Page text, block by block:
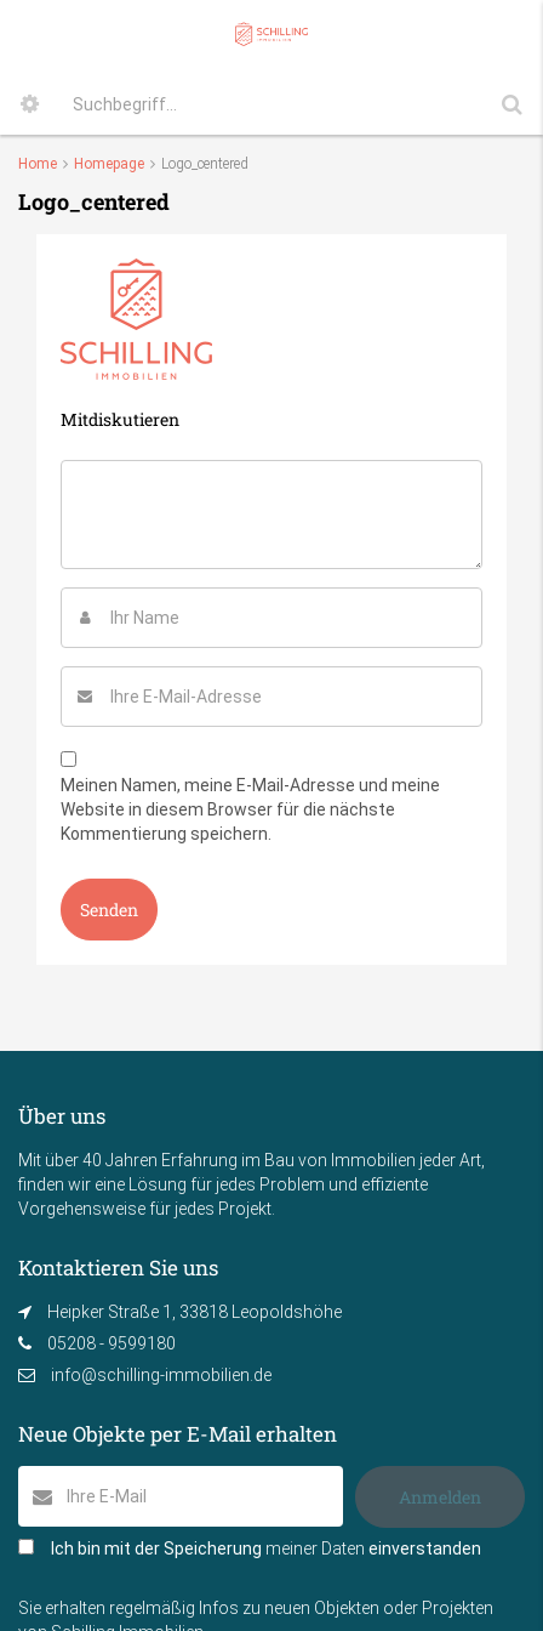
Home Homepage Logo_centered
Logo_centered
Mitdiskutieren
Meinen Namen, meine E-Mail-Adresse und meine
Website in diesem Browser für die nächste
Kommentierung speichern.
Über uns
Mit über 40 Jahren Erfahrung im Bau von Immobilien jeder Art,
finden wir eine Lösung für jedes Problem und effiziente
Vorgehensweise für jedes Projekt.
Kontaktieren Sie uns
Heipker Straße 1, 33818 Leopoldshöhe
05208 - 9599180
info@schilling-immobilien.de
Neue Objekte per E-Mail erhalten
Ich bin mit der Speicherung meiner Daten einverstanden
Anmelden
Sie erhalten regelmäßig Infos zu neuen Objekten oder Projekten